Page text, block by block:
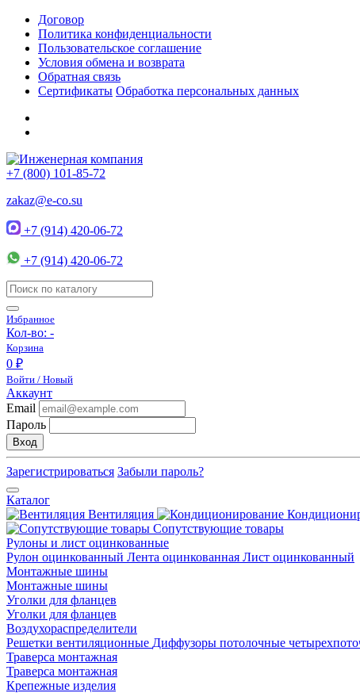
Договор
Политика конфиденциальности
Пользовательское соглашение
Условия обмена и возврата
Обратная связь
Сертификаты Обработка персональных данных
+7 (800) 101-85-72
zakaz@e-co.su
+7 (914) 420-06-72
+7 (914) 420-06-72
Избранное
Кол-во: -
Корзина
0 ₽
Войти / Новый
Аккаунт
Email
Пароль
Вход
Зарегистрироваться Забыли пароль?
Каталог
Вентиляция
Сопутствующие товары
Рулоны и лист оцинкованные
Рулон оцинкованный Лента оцинкованная Лист оцинкованный
Монтажные шины
Монтажные шины
Уголки для фланцев
Уголки для фланцев
Воздухораспределители
Решетки вентиляционные Диффузоры потолочные
Траверса монтажная
Траверса монтажная
Крепежные изделия